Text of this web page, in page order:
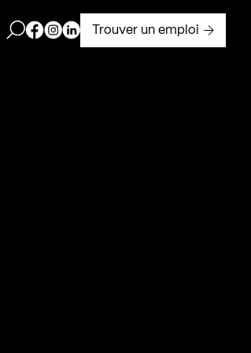
Ouvrir la barre de recherche
Page Facebook de Kollectif
Page Instagram de Kollectif
Page Linkedin de Kollectif
Trouver un emploi